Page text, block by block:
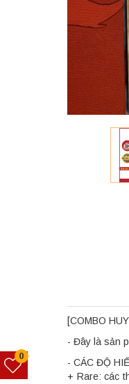
[COMBO
- Đây là sản
- CÁC ĐỘ
+ Rare: các
0